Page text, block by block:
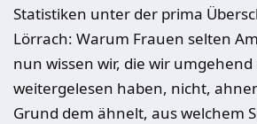
Statistiken unter der prima
Lörrach: Warum Frauen selten
nun wissen wir, die wir
weitergelesen haben, nicht,
Grund dem ähnelt, aus welchem